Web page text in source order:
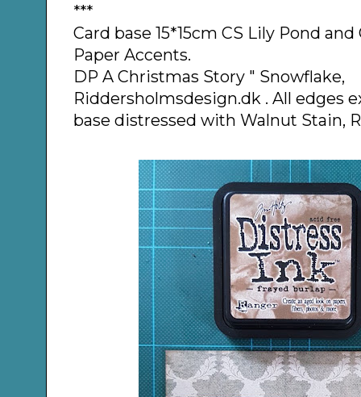
***
Card base 15*15cm CS Lily Pond
Paper Accents.
DP A Christmas Story " Snowflake,
Riddersholmsdesign.dk . All edges
base distressed with Walnut Stain,